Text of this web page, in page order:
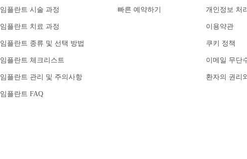
임플란트 시술 과정
임플란트 치료 과정
임플란트 종류 및 선택 방법
임플란트 체크리스트
임플란트 관리 및 주의사항
임플란트 FAQ
빠른 예약하기 개인정보 처
이용약관
쿠키 정책
이메일 무단
환자의 권리